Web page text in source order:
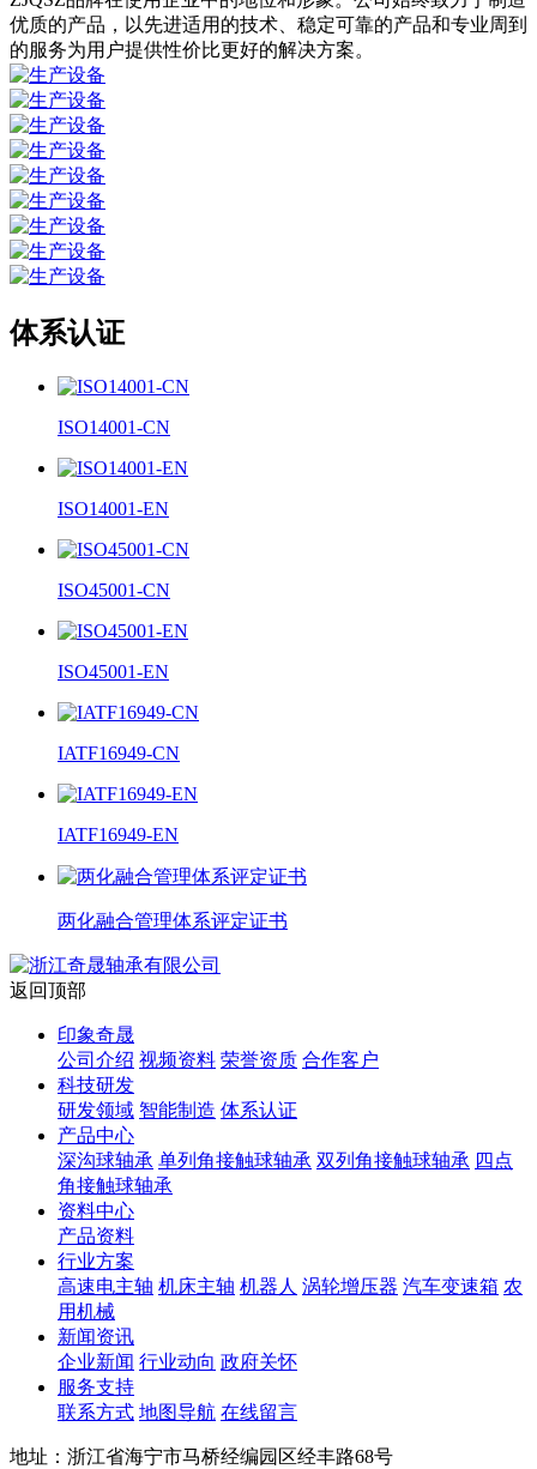
优质的产品，以先进适用的技术、稳定可靠的产品和专业周到
的服务为用户提供性价比更好的解决方案。
体系认证
ISO14001-CN
ISO14001-EN
ISO45001-CN
ISO45001-EN
IATF16949-CN
IATF16949-EN
两化融合管理体系评定证书
返回顶部
印象奇晟
公司介绍 视频资料 荣誉资质 合作客户
科技研发
研发领域 智能制造 体系认证
产品中心
深沟球轴承 单列角接触球轴承 双列角接触球轴承 四点
角接触球轴承
资料中心
产品资料
行业方案
高速电主轴 机床主轴 机器人 涡轮增压器 汽车变速箱 农
用机械
新闻资讯
企业新闻 行业动向 政府关怀
服务支持
联系方式 地图导航 在线留言
地址：浙江省海宁市马桥经编园区经丰路68号